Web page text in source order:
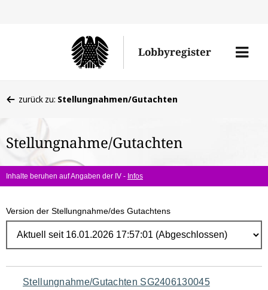
Lobbyregister
Menü
befinden
hier:
zurück zu: Stellungnahmen/Gutachten
Stellungnahme/Gutachten
Inhalte beruhen auf Angaben der IV - Infos
Version der Stellungnahme/des Gutachtens
Navigation
Stellungnahme/Gutachten SG2406130045